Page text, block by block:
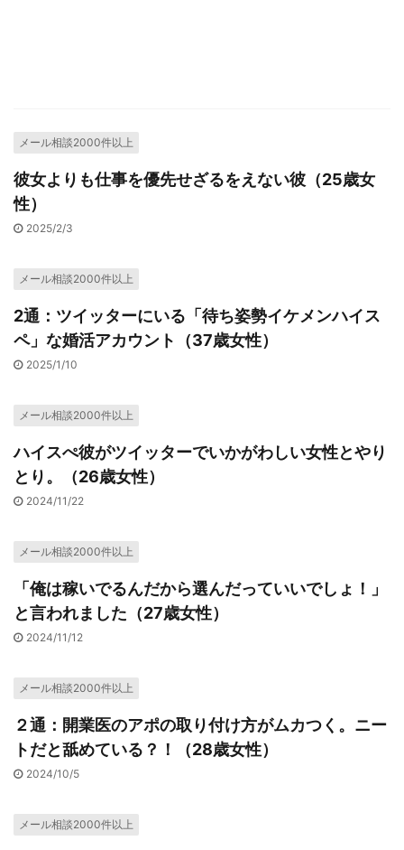
メール相談2000件以上
彼女よりも仕事を優先せざるをえない彼（25歳女
性）
2025/2/3
メール相談2000件以上
2通：ツイッターにいる「待ち姿勢イケメンハイス
ペ」な婚活アカウント（37歳女性）
2025/1/10
メール相談2000件以上
ハイスぺ彼がツイッターでいかがわしい女性とやり
とり。（26歳女性）
2024/11/22
メール相談2000件以上
「俺は稼いでるんだから選んだっていいでしょ！」
と言われました（27歳女性）
2024/11/12
メール相談2000件以上
２通：開業医のアポの取り付け方がムカつく。ニー
トだと舐めている？！（28歳女性）
2024/10/5
メール相談2000件以上